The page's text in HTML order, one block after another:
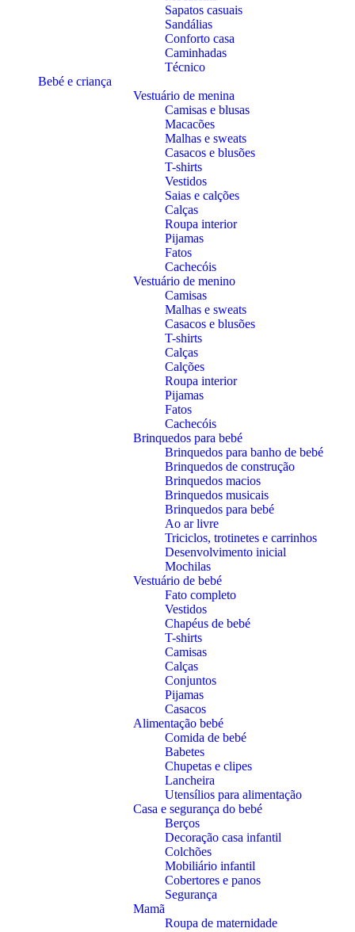
Sapatos casuais
Sandálias
Conforto casa
Caminhadas
Técnico
Bebé e criança
Vestuário de menina
Camisas e blusas
Macacões
Malhas e sweats
Casacos e blusões
T-shirts
Vestidos
Saias e calções
Calças
Roupa interior
Pijamas
Fatos
Cachecóis
Vestuário de menino
Camisas
Malhas e sweats
Casacos e blusões
T-shirts
Calças
Calções
Roupa interior
Pijamas
Fatos
Cachecóis
Brinquedos para bebé
Brinquedos para banho de bebé
Brinquedos de construção
Brinquedos macios
Brinquedos musicais
Brinquedos para bebé
Ao ar livre
Triciclos, trotinetes e carrinhos
Desenvolvimento inicial
Mochilas
Vestuário de bebé
Fato completo
Vestidos
Chapéus de bebé
T-shirts
Camisas
Calças
Conjuntos
Pijamas
Casacos
Alimentação bebé
Comida de bebé
Babetes
Chupetas e clipes
Lancheira
Utensílios para alimentação
Casa e segurança do bebé
Berços
Decoração casa infantil
Colchões
Mobiliário infantil
Cobertores e panos
Segurança
Mamã
Roupa de maternidade